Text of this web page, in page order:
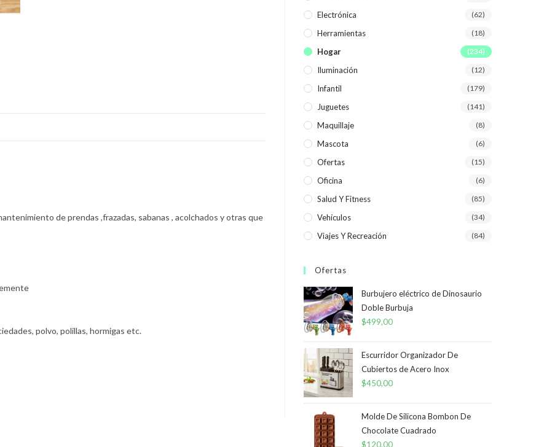
de prendas ,frazadas, sabanas , acolchados y otras que
polvo, polillas, hormigas etc.
Electrónica (62)
Herramientas (18)
Hogar (234)
Iluminación (12)
Infantil (179)
Juguetes (141)
Maquillaje (8)
Mascota (6)
Ofertas (15)
Oficina (6)
Salud Y Fitness (85)
Vehículos (34)
Viajes Y Recreación (84)
Ofertas
Burbujero eléctrico de Dinosaurio
Doble Burbuja
$499,00
Escurridor Organizador De
Cubiertos de Acero Inox
$450,00
Molde De Silicona Bombon De
Chocolate Cuadrado
$120,00